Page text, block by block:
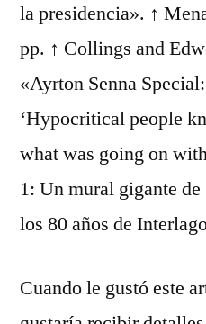
la presidencia». ↑
pp. ↑ Collings and
«Ayrton Senna
‘Hypocritical people
what was going on
1: Un mural gigante
los 80 años de
Cuando le gustó este